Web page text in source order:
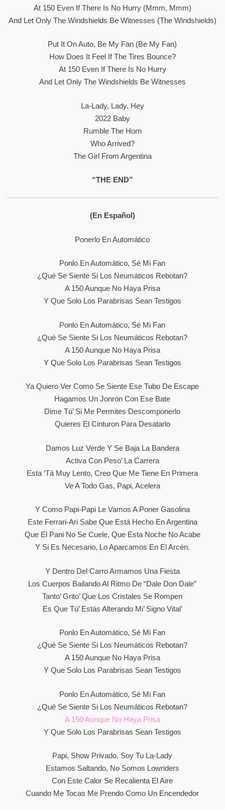
At 150 Even If There Is No Hurry (Mmm, Mmm)
And Let Only The Windshields Be Witnesses (The Windshields)
Put It On Auto, Be My Fan (Be My Fan)
How Does It Feel If The Tires Bounce?
At 150 Even If There Is No Hurry
And Let Only The Windshields Be Witnesses
La-Lady, Lady, Hey
2022 Baby
Rumble The Horn
Who Arrived?
The Girl From Argentina
“THE END”
(En Español)
Ponerlo En Automático
Ponlo En Automático, Sé Mi Fan
¿Qué Se Siente Si Los Neumáticos Rebotan?
A 150 Aunque No Haya Prisa
Y Que Solo Los Parabrisas Sean Testigos
Ponlo En Automático, Sé Mi Fan
¿Qué Se Siente Si Los Neumáticos Rebotan?
A 150 Aunque No Haya Prisa
Y Que Solo Los Parabrisas Sean Testigos
Ya Quiero Ver Como Se Siente Ese Tubo De Escape
Hagamos Un Jonrón Con Ese Bate
Dime Tú’ Si Me Permites Descomponerlo
Quieres El Cinturon Para Desatarlo
Damos Luz Verde Y Se Baja La Bandera
Activa Con Peso’ La Carrera
Esta ‘tá Muy Lento, Creo Que Me Tiene En Primera
Ve A Todo Gas, Papi, Acelera
Y Como Papi-Papi Le Vamos A Poner Gasolina
Este Ferrari-Ari Sabe Que Está Hecho En Argentina
Que El Pani No Se Cuele, Que Esta Noche No Acabe
Y Si Es Necesario, Lo Aparcamos En El Arcén.
Y Dentro Del Carro Armamos Una Fiesta
Los Cuerpos Bailando Al Ritmo De “Dale Don Dale”
Tanto’ Grito’ Que Los Cristales Se Rompen
Es Que Tú’ Estás Alterando Mi’ Signo Vital’
Ponlo En Automático, Sé Mi Fan
¿Qué Se Siente Si Los Neumáticos Rebotan?
A 150 Aunque No Haya Prisa
Y Que Solo Los Parabrisas Sean Testigos
Ponlo En Automático, Sé Mi Fan
¿Qué Se Siente Si Los Neumáticos Rebotan?
A 150 Aunque No Haya Prisa
Y Que Solo Los Parabrisas Sean Testigos
Papi, Show Privado, Soy Tu La-Lady
Estamos Saltando, No Somos Lowriders
Con Este Calor Se Recalienta El Aire
Cuando Me Tocas Me Prendo Como Un Encendedor